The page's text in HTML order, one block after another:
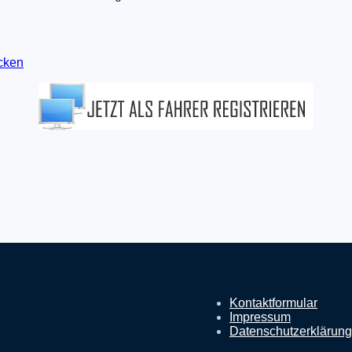
Kontaktformular
Impressum
Datenschutzerklärung